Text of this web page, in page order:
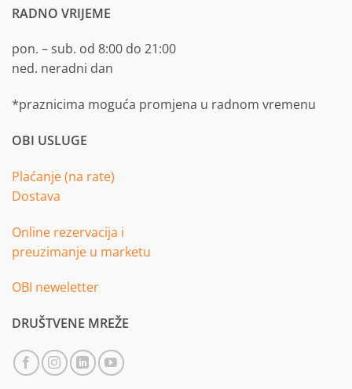
RADNO VRIJEME
pon. – sub. od 8:00 do 21:00
ned. neradni dan
*praznicima moguća promjena u radnom vremenu
OBI USLUGE
Plaćanje (na rate)
Dostava
Online rezervacija i
preuzimanje u marketu
OBI neweletter
DRUŠTVENE MREŽE